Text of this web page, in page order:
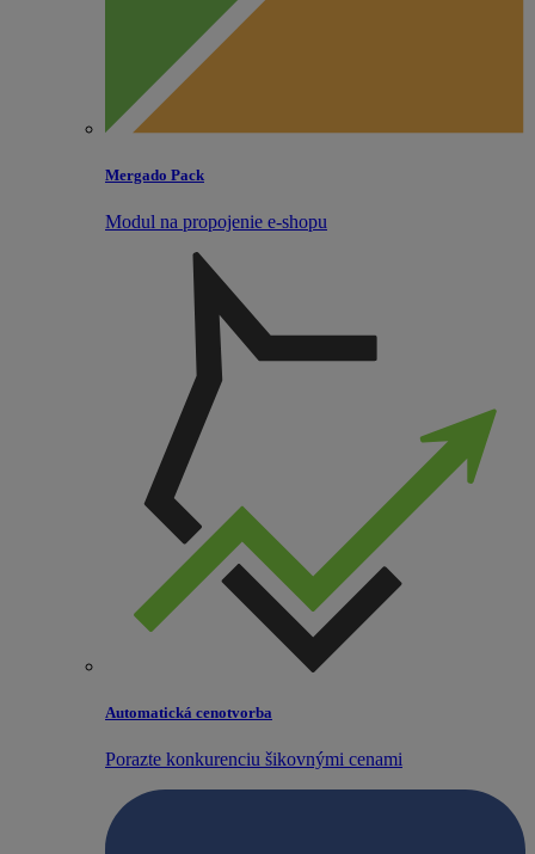
Mergado Pack
Modul na propojenie e‑shopu
Automatická cenotvorba
Porazte konkurenciu šikovnými cenami